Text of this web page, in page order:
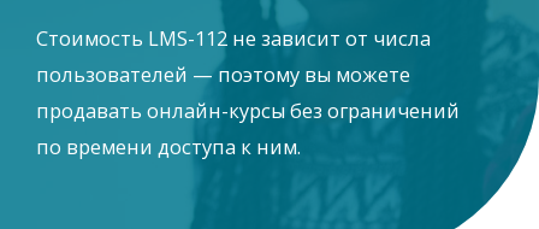
Стоимость LMS-112 не зависит от числа
пользователей — поэтому вы можете
продавать онлайн-курсы без ограничений
по времени доступа к ним.